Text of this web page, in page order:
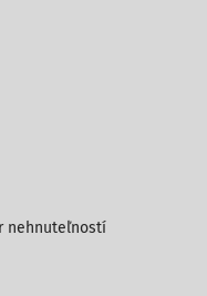
nehnuteľností